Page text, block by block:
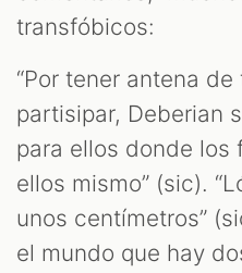
transfóbicos:
“Por tener antena
partisipar, Deberian
para ellos donde los
ellos mismo” (sic).
unos centímetros”
el mundo que hay